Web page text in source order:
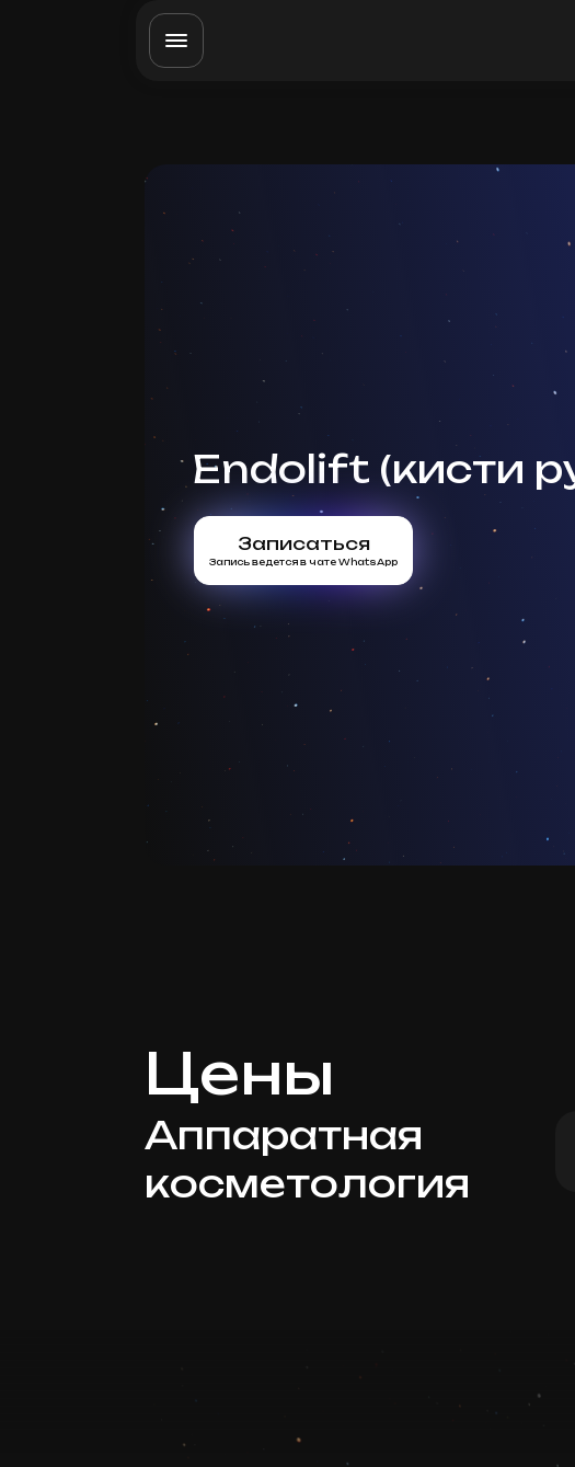
Endolift (кисти
Записаться
Запись ведется в чате WhatsApp
Цены
Аппаратная
косметология